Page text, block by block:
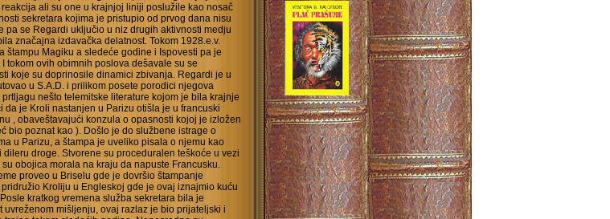
ali su one u krajnjoj liniji poslužile kao nosač
sekretara kojima je pristupio od prvog dana nisu
pa se Regardi uključio u niz drugih aktivnosti medju
značajna izdavačka delatnost. Tokom 1928.e.v.
štampu Magiku a sledeće godine i Ispovesti pa je
tokom ovih obimnih poslova dešavale su se
koje su doprinosile dinamici zbivanja. Regardi je u
u S.A.D. i prilikom posete porodici njegova
nešto telemitske literature kojom je bila krajnje
da je Kroli nastanjen u Parizu otišla je u francuski
, obaveštavajući konzula o opasnosti kojoj je izložen
bio poznat kao ). Došlo je do službene istrage o
u Parizu, a štampa je uveliko pisala o njemu kao
droge. Stvorene su proceduralen teškoće u vezi
obojica morala na kraju da napuste Francusku.
proveo u Briselu gde je dovršio štampanje
pridružio Kroliju u Engleskoj gde je ovaj iznajmio kuću
kratkog vremena služba sekretara bila je
uvreženom mišljenju, ovaj razlaz je bio prijateljski i